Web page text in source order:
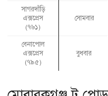
সাগরদাঁড়ি
এক্সপ্রেস
(৭৬১)
সোমবার
বেনাপোল
এক্সপ্রেস
(৭৯৫)
বুধবার